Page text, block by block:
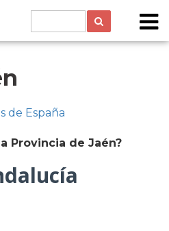
de España
Provincia de Jaén?